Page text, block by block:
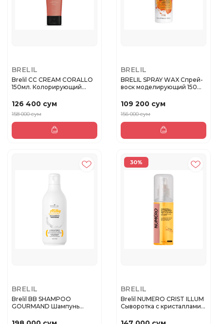
BRELIL
Brelil CC CREAM CORALLO
150мл. Колорирующий
126 400 сум
158 000 сум
BRELIL
BRELIL SPRAY WAX Спрей-
воск моделирующий 150
109 200 сум
156 000 сум
BRELIL
Brelil BB SHAMPOO
GOURMAND Шампунь
30%
BRELIL
Brelil NUMERO CRIST ILLUM
Сыворотка с кристаллами